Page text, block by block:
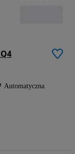
Automatyczna